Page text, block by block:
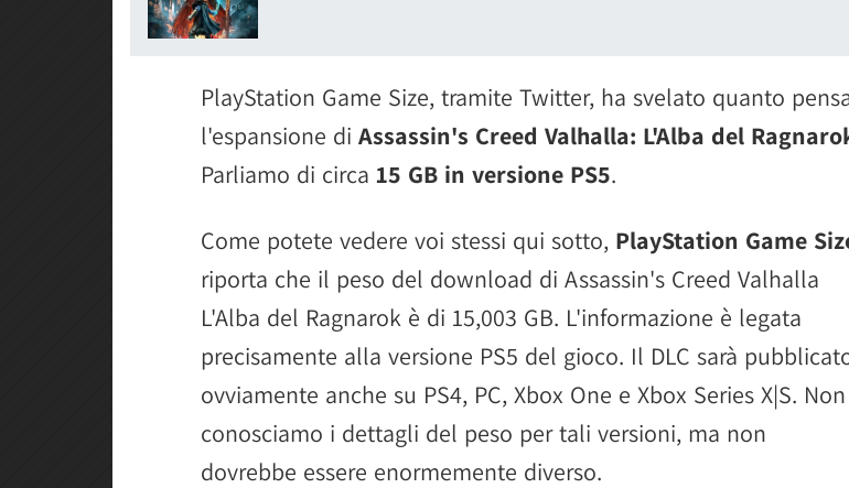
PlayStation Game Size, tramite Twitter, ha svelato quanto
l'espansione di Assassin's Creed Valhalla: L'Alba del
Parliamo di circa 15 GB in versione PS5.
Come potete vedere voi stessi qui sotto, PlayStation Game
riporta che il peso del download di Assassin's Creed Valhalla
L'Alba del Ragnarok è di 15,003 GB. L'informazione è legata
precisamente alla versione PS5 del gioco. Il DLC sarà
ovviamente anche su PS4, PC, Xbox One e Xbox Series X|S. Non
conosciamo i dettagli del peso per tali versioni, ma non
dovrebbe essere enormemente diverso.